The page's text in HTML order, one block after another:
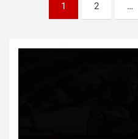
pagination
1 2 …